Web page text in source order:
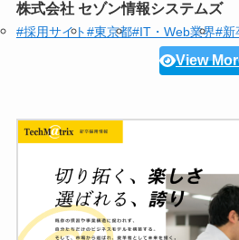
株式会社 セゾン情報システムズ
#採用サイト#東京都#IT・Web業界#新
View